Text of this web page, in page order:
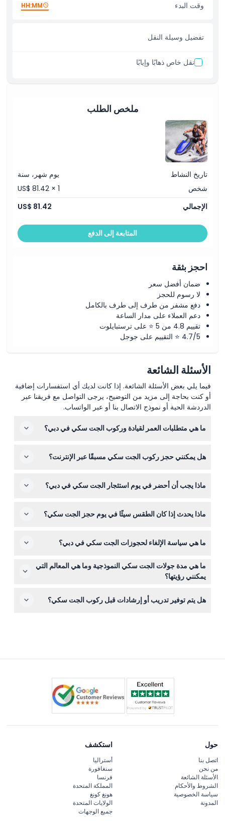
وقت البدء HH:MM
تفضيل وسيلة النقل
نقل خاص ذهابًا وإيابًا
ملخص الطلب
تاريخ النشاط
يوم شهر، سنة
شخص
US$ 81.42 × 1
الإجمالي
US$ 81.42
المتابعة إلى الدفع
احجز بثقة
ضمان أفضل سعر
لا رسوم للحجز
دفع مشفر من طرف إلى طرف بالكامل
دعم العملاء على مدار الساعة
تقييم 4.8 من 5 ⭐ على ترستبايلوت
4.7/5 ⭐ التقييم على جوجل
الأسئلة الشائعة
فيما يلي بعض الأسئلة الشائعة. إذا كانت لديك أي استفسارات إضافية
أو كنت بحاجة إلى مزيد من التوضيح، يرجى التواصل مع فريقنا عبر
الدردشة الحية أو نموذج الاتصال بنا أو عبر الواتساب.
ما هي متطلبات العمر لقيادة وركوب الجت سكي في دبي؟
على الرغم من أن بعض المشغلين يسمحون لمن يبلغون 14 سنة
فأكثر الركوب إذا كانوا برفقة أحد الوالدين أو الوصي الذي يقود.
هل يمكنني حجز ركوب الجت سكي مسبقًا عبر الإنترنت؟
هنا مسبقًا، خاصة خلال الفترات المزدحمة، لضمان تاريخ ووقت
ماذا يجب أن أحضر في يوم استئجار الجت سكي في دبي؟
مريحة أو ملابس تجف بسرعة. من الجيد أيضًا إحضار واقي
ماذا يحدث إذا كان الطقس سيئًا في يوم حجز الجت سكي؟
خفر السواحل في الإمارات. في هذه الحالة، ستحصل على
ما هي سياسة الإلغاء لحجوزات الجت سكي في دبي؟
يمكنك الإلغاء قبل 24 ساعة من موعد الركوب لاسترداد المبلغ،
مع خصم أي رسوم تحويل. سيتم فرض رسوم كاملة على
ما هي مدة جولات الجت سكي النموذجية وما هي المعالم التي
يمكنني رؤيتها؟
مواقع بارزة مثل برج العرب وأتلانتس النخلة من الماء أثناء
هل يتم توفير تدريب أو إرشادات قبل ركوب الجت سكي؟
حول
اتصل بنا
من نحن
الأسئلة الشائعة
الشروط والأحكام
سياسة الخصوصية
المدونة
استكشف
أستراليا
سنغافورة
فرنسا
المملكة المتحدة
هونغ كونغ
الولايات المتحدة
جميع الوجهات